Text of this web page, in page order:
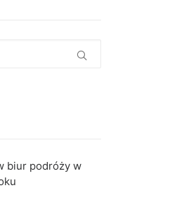
biur podróży w